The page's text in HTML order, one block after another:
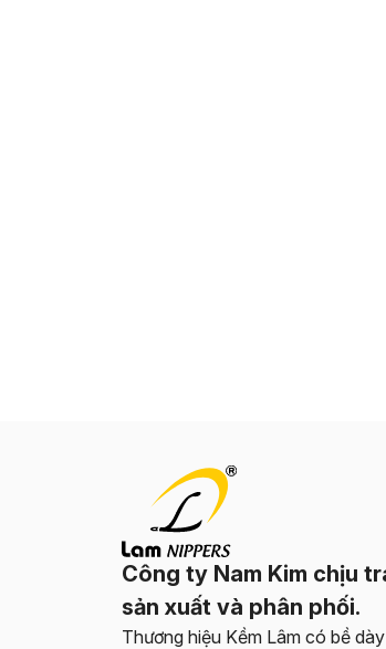
Công ty Nam Kim chịu
sản xuất và phân phối.
Thương hiệu Kềm Lâm có bề